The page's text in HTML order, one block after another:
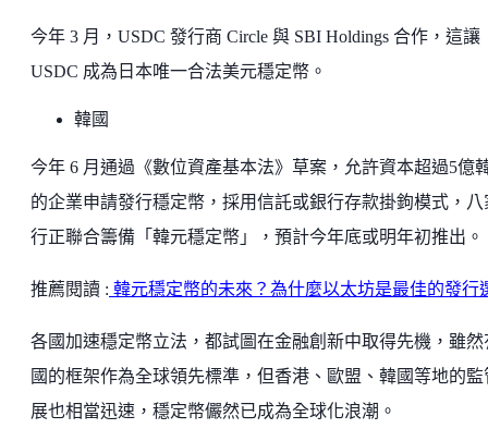
今年 3 月，USDC 發行商 Circle 與 SBI Holdings 合作，這讓
USDC 成為日本唯一合法美元穩定幣。
韓國
今年 6 月通過《數位資產基本法》草案，允許資本超過5億
的企業申請發行穩定幣，採用信託或銀行存款掛鉤模式，八
行正聯合籌備「韓元穩定幣」，預計今年底或明年初推出。
推薦閱讀 : 韓元穩定幣的未來？為什麼以太坊是最佳的發行
各國加速穩定幣立法，都試圖在金融創新中取得先機，雖然
國的框架作為全球領先標準，但香港、歐盟、韓國等地的監
展也相當迅速，穩定幣儼然已成為全球化浪潮。